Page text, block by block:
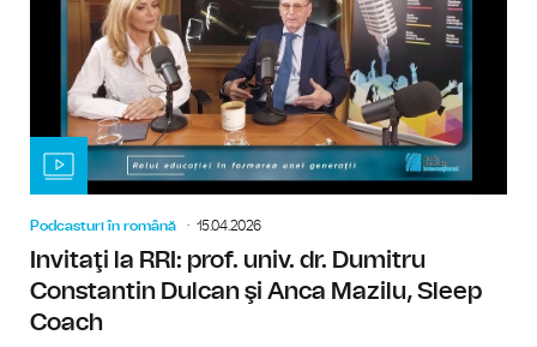
Podcasturi în română 15.04.2026
Invitaţi la RRI: prof. univ. dr. Dumitru
Constantin Dulcan şi Anca Mazilu, Sleep
Coach